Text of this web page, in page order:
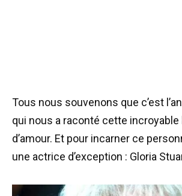
Tous nous souvenons que c’est
qui nous a raconté cette
d’amour. Et pour incarner ce
une actrice d’exception : Gloria